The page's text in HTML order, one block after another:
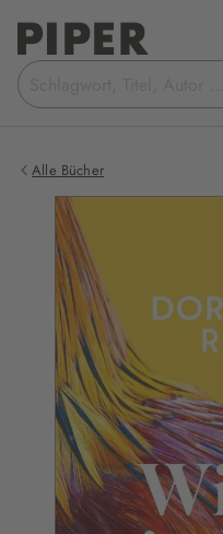
Suchbegriff
eingeben
Alle Bücher
Produktbilder
zum
Buch